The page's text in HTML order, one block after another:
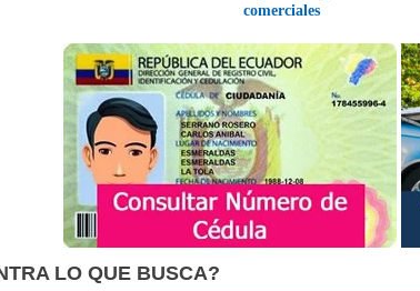
comerciales
LO QUE BUSCA?